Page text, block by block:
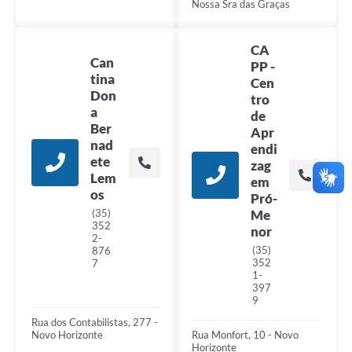
Nossa Sra das Graças
Can
tina
Don
a
Ber
nad
ete
Lem
os
(35)
352
2-
876
7
Rua dos Contabilistas, 277 -
Novo Horizonte
CA
PP -
Cen
tro
de
Apr
endi
zag
em
Pró-
Me
nor
(35)
352
1-
397
9
Rua Monfort, 10 - Novo
Horizonte